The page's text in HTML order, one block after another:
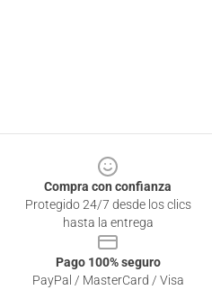
Compra con confianza
Protegido 24/7 desde los clics
hasta la entrega
Pago 100% seguro
PayPal / MasterCard / Visa